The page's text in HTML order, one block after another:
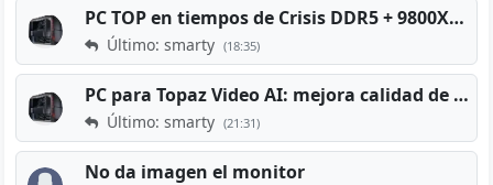
PC TOP en tiempos de Crisis DDR5 + 9800X3D + RTX 5080 [2026][2400€]
Último: smarty (18:35)
PC para Topaz Video AI: mejora calidad de vídeos viejos
Último: smarty (21:31)
No da imagen el monitor